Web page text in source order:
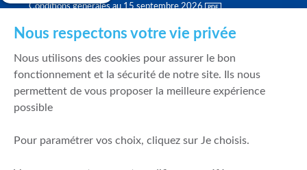
Conditions générales au 15 septembre 2026
Politique de meilleure sélection
Politique de durabilité
Fonds de garantie des dépôts et de résolution
Nous respectons votre vie privée
Nous utilisons des cookies pour assurer le bon
fonctionnement et la sécurité de notre site. Ils nous
permettent de vous proposer la meilleure expérience
possible
Pour paramétrer vos choix, cliquez sur Je choisis.